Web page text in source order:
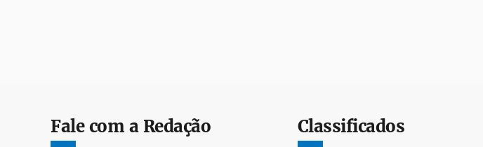
Fale com a Redação Classificados